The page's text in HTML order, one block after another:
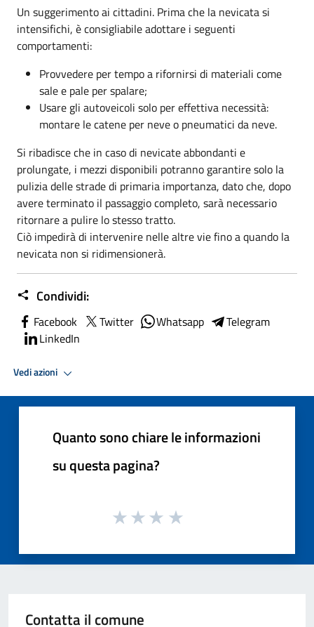
Un suggerimento ai cittadini. Prima che la nevicata si
intensifichi, è consigliabile adottare i seguenti
comportamenti:
Provvedere per tempo a rifornirsi di materiali come
sale e pale per spalare;
Usare gli autoveicoli solo per effettiva necessità:
montare le catene per neve o pneumatici da neve.
Si ribadisce che in caso di nevicate abbondanti e
prolungate, i mezzi disponibili potranno garantire solo la
pulizia delle strade di primaria importanza, dato che, dopo
avere terminato il passaggio completo, sarà necessario
ritornare a pulire lo stesso tratto.
Ciò impedirà di intervenire nelle altre vie fino a quando la
nevicata non si ridimensionerà.
Condividi:
Facebook Twitter Whatsapp
Telegram
LinkedIn
Vedi azioni
Quanto sono chiare le informazioni
su questa pagina?
Contatta il comune